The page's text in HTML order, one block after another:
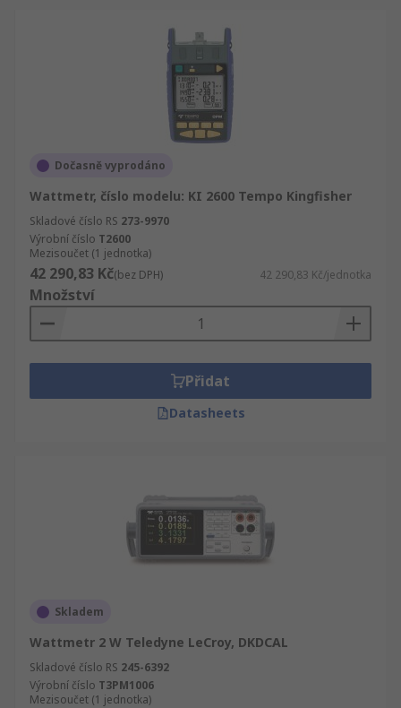
Dočasně vyprodáno
Wattmetr, číslo modelu: KI 2600 Tempo Kingfisher
Skladové číslo RS 273-9970
Výrobní číslo T2600
Mezisoučet (1 jednotka)
42 290,83 Kč(bez DPH) 42 290,83 Kč/jednotka
Množství
Přidat
Datasheets
Skladem
Wattmetr 2 W Teledyne LeCroy, DKDCAL
Skladové číslo RS 245-6392
Výrobní číslo T3PM1006
Mezisoučet (1 jednotka)